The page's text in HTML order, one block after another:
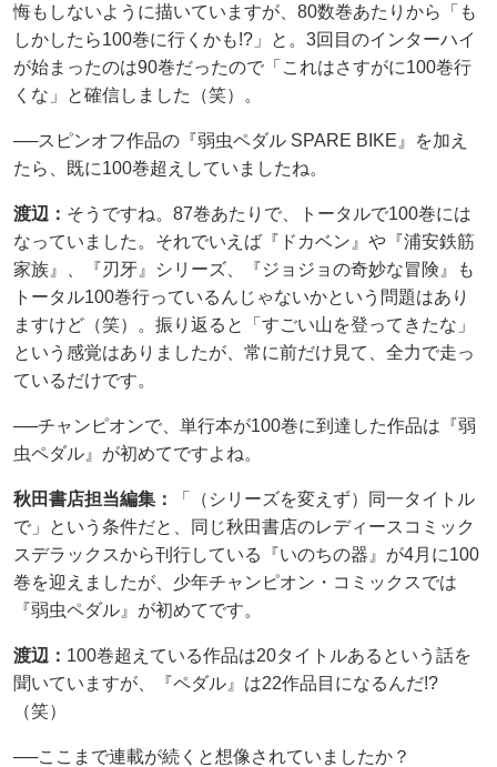
悔もしないように描いていますが、80数巻あたりから「も
しかしたら100巻に行くかも!?」と。3回目のインターハイ
が始まったのは90巻だったので「これはさすがに100巻行
くな」と確信しました（笑）。
──スピンオフ作品の『弱虫ペダル SPARE BIKE』を加え
たら、既に100巻超えしていましたね。
渡辺： そうですね。87巻あたりで、トータルで100巻には
なっていました。それでいえば『ドカベン』や『浦安鉄筋
家族』、『刃牙』シリーズ、『ジョジョの奇妙な冒険』も
トータル100巻行っているんじゃないかという問題はあり
ますけど（笑）。振り返ると「すごい山を登ってきたな」
という感覚はありましたが、常に前だけ見て、全力で走っ
ているだけです。
──チャンピオンで、単行本が100巻に到達した作品は『弱
虫ペダル』が初めてですよね。
秋田書店担当編集：
「（シリーズを変えず）同一タイトル
で」という条件だと、同じ秋田書店のレディースコミック
スデラックスから刊行している『いのちの器』が4月に100
巻を迎えましたが、少年チャンピオン・コミックスでは
『弱虫ペダル』が初めてです。
渡辺： 100巻超えている作品は20タイトルあるという話を
聞いていますが、『ペダル』は22作品目になるんだ!?
（笑）
──ここまで連載が続くと想像されていましたか？